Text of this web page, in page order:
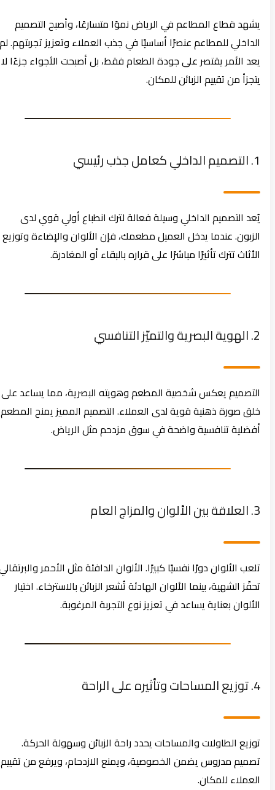
يشهد قطاع المطاعم في الرياض نموًا متسارعًا، وأصبح التصميم
الداخلي للمطاعم عنصرًا أساسيًا في جذب العملاء وتعزيز تجربتهم. لم
يعد الأمر يقتصر على جودة الطعام فقط، بل أصبحت الأجواء جزءًا لا
يتجزأ من تقييم الزبائن للمكان.
يُعد التصميم الداخلي وسيلة فعالة لترك انطباع أولي قوي لدى
الزبون. عندما يدخل العميل مطعمك، فإن الألوان والإضاءة وتوزيع
الأثاث تترك تأثيرًا مباشرًا على قراره بالبقاء أو المغادرة.
التصميم يعكس شخصية المطعم وهويته البصرية، مما يساعد على
خلق صورة ذهنية قوية لدى العملاء. التصميم المميز يمنح المطعم
أفضلية تنافسية واضحة في سوق مزدحم مثل الرياض.
تلعب الألوان دورًا نفسيًا كبيرًا. الألوان الدافئة مثل الأحمر والبرتقالي
تحفّز الشهية، بينما الألوان الهادئة تُشعر الزبائن بالاسترخاء. اختيار
الألوان بعناية يساعد في تعزيز نوع التجربة المرغوبة.
توزيع الطاولات والمساحات يحدد راحة الزبائن وسهولة الحركة.
تصميم مدروس يضمن الخصوصية، ويمنع الازدحام، ويرفع من تقييم
العملاء للمكان.